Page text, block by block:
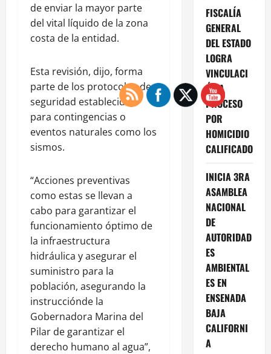
de enviar la mayor parte
del vital líquido de la zona
costa de la entidad.
Esta revisión, dijo, forma
parte de los protocolos de
seguridad establecidos
para contingencias o
eventos naturales como los
sismos.
“Acciones preventivas
como estas se llevan a
cabo para garantizar el
funcionamiento óptimo de
la infraestructura
hidráulica y asegurar el
suministro para la
población, asegurando la
instrucciónde la
Gobernadora Marina del
Pilar de garantizar el
derecho humano al agua”,
FISCALÍA
GENERAL
DEL ESTADO
LOGRA
VINCULACI
ÓN A
PROCESO
POR
HOMICIDIO
CALIFICADO
INICIA 3RA
ASAMBLEA
NACIONAL
DE
AUTORIDAD
ES
AMBIENTAL
ES EN
ENSENADA
BAJA
CALIFORNI
A